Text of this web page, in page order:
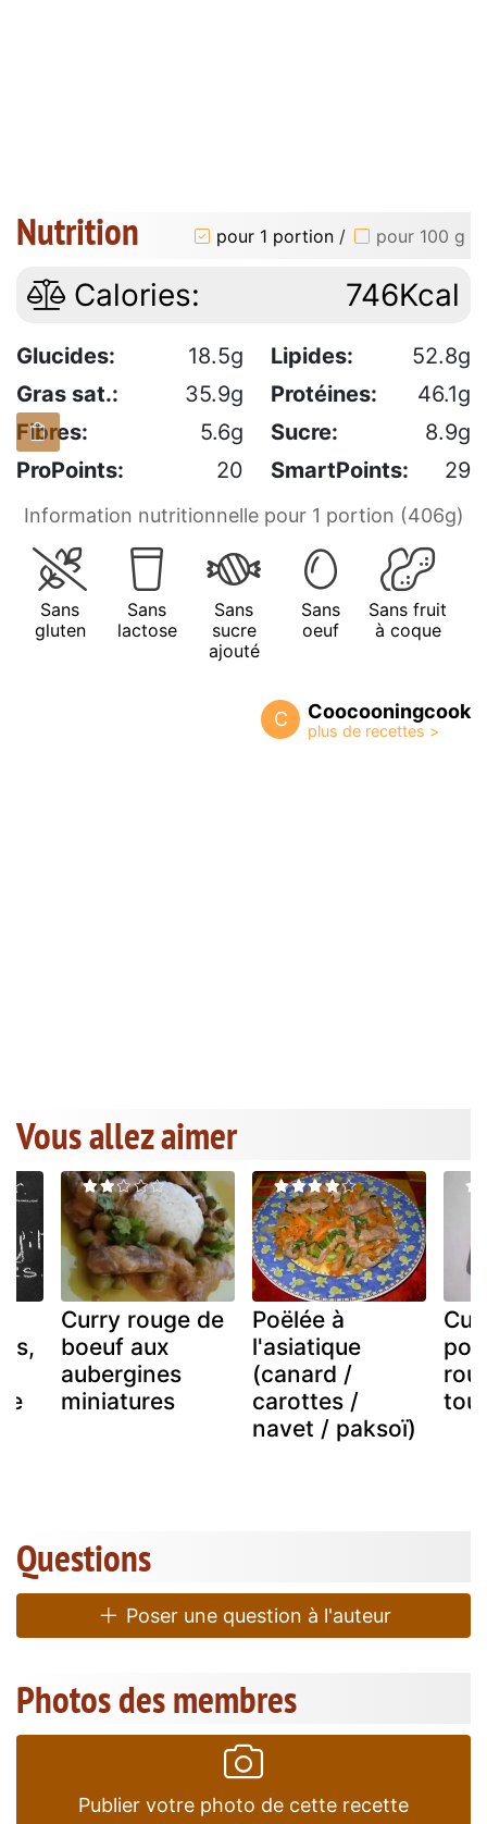
Nutrition pour 1 portion / pour 100 g
Calories: 746Kcal
Glucides: 18.5g Lipides:
52.8g
Gras sat.:
35.9g Protéines:
46.1g
Fibres:
5.6g Sucre:
8.9g
ProPoints:
20 SmartPoints: 29
Information nutritionnelle pour 1 portion (406g)
Sans
gluten
Sans
lactose
Sans
sucre
ajouté
Sans
oeuf
Sans fruit
à coque
C Coocooningcook
Vous allez aimer
Curry rouge de
boeuf aux
aubergines
miniatures
Poëlée à
l'asiatique
(canard /
carottes /
navet / paksoï)
Questions
Poser une question à l'auteur
Photos des membres
Publier votre photo de cette recette